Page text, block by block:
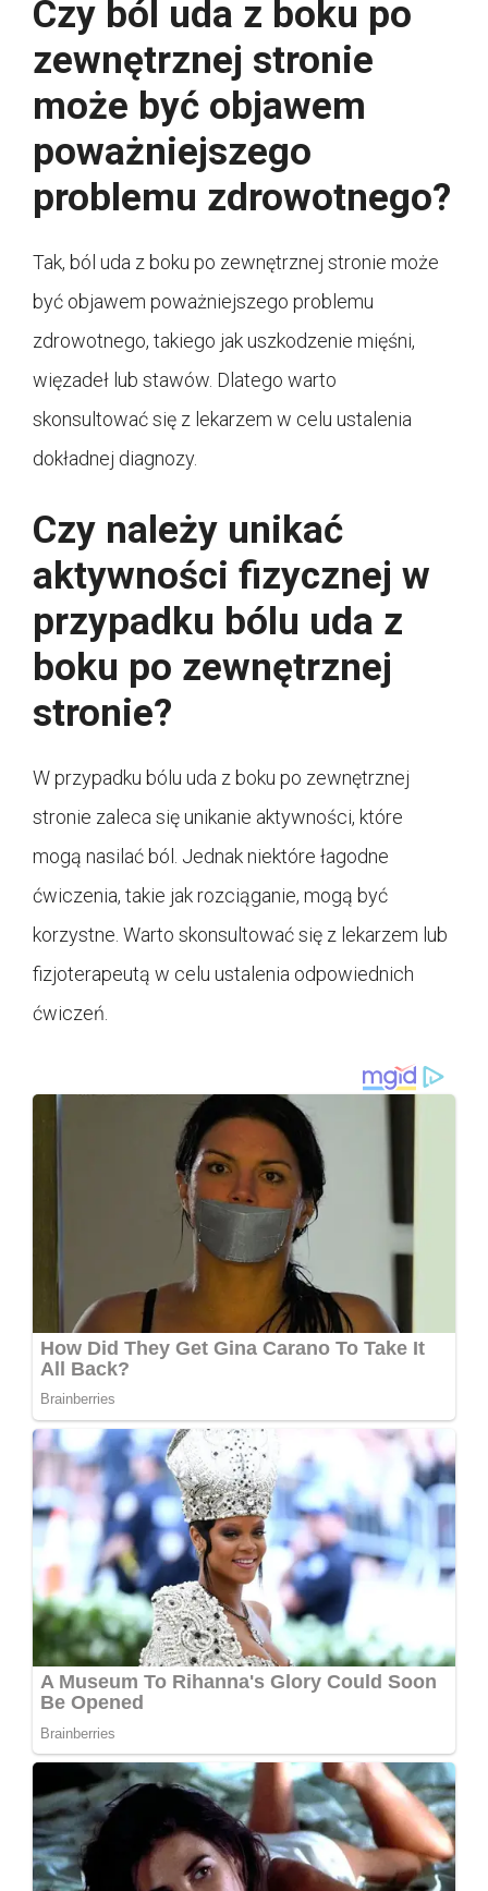
Czy ból uda z boku po
zewnętrznej stronie
może być objawem
poważniejszego
problemu zdrowotnego?
Tak, ból uda z boku po zewnętrznej stronie może
być objawem poważniejszego problemu
zdrowotnego, takiego jak uszkodzenie mięśni,
więzadeł lub stawów. Dlatego warto
skonsultować się z lekarzem w celu ustalenia
dokładnej diagnozy.
Czy należy unikać
aktywności fizycznej w
przypadku bólu uda z
boku po zewnętrznej
stronie?
W przypadku bólu uda z boku po zewnętrznej
stronie zaleca się unikanie aktywności, które
mogą nasilać ból. Jednak niektóre łagodne
ćwiczenia, takie jak rozciąganie, mogą być
korzystne. Warto skonsultować się z lekarzem lub
fizjoterapeutą w celu ustalenia odpowiednich
ćwiczeń.